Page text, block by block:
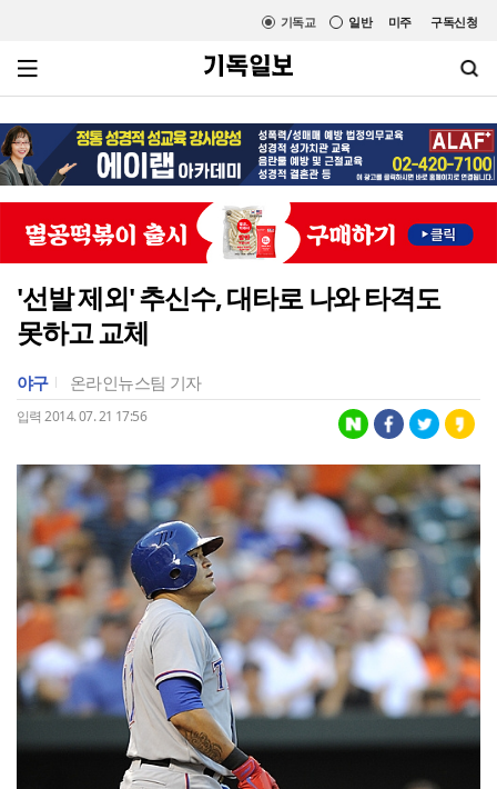
미주 구독신청
일반
기독교
'선발 제외' 추신수, 대타로 나와 타격도
못하고 교체
야구 온라인뉴스팀 기자
입력 2014. 07. 21 17:56